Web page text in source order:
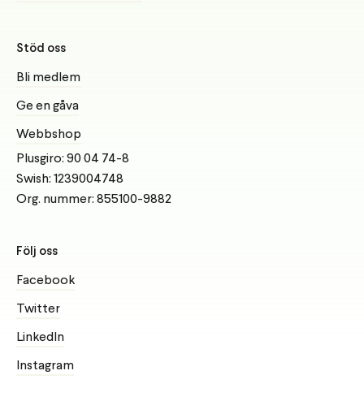
Stöd oss
Bli medlem
Ge en gåva
Webbshop
Plusgiro: 90 04 74-8
Swish: 1239004748
Org. nummer: 855100-9882
Följ oss
Facebook
Twitter
LinkedIn
Instagram